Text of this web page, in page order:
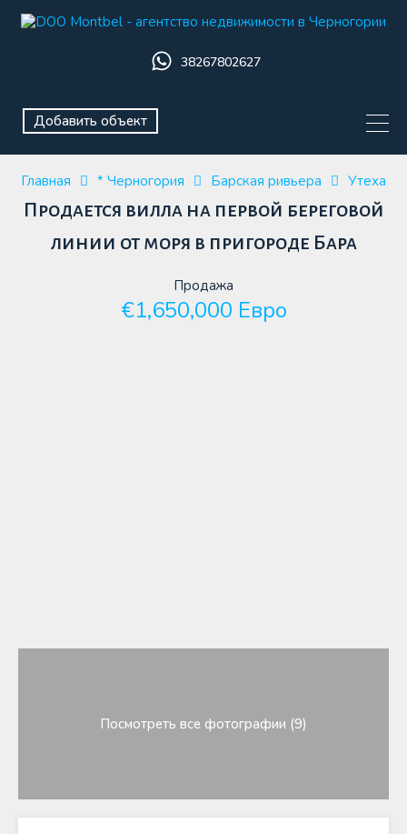
38267802627
Добавить объект
Главная * Черногория Барская ривьера Утеха
Продается вилла на первой береговой
линии от моря в пригороде Бара
Продажа
€1,650,000 Евро
Посмотреть все фотографии (9)